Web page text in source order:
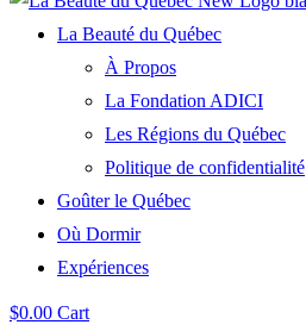
La Beauté du Québec
À Propos
La Fondation ADICI
Les Régions du Québec
Politique de confidentialité
Goûter le Québec
Où Dormir
Expériences
$0.00 Cart